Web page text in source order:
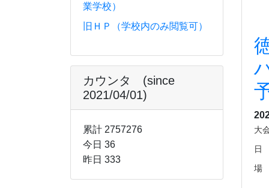
業学校）
旧ＨＰ（学校内のみ閲覧可）
カウンタ (since
2021/04/01)
累計 2757276
今日 36
昨日 333
大
日
場